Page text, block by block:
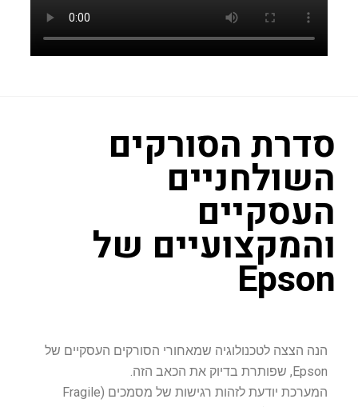
סדרת הסורקים
השולחניים
העסקיים
והמקצועיים של
Epson
הנה הצצה לטכנולוגיה שמאחורי הסורקים העסקיים של
Epson, שפותרת בדיוק את הכאב הזה.
המערכת יודעת לזהות רגישות של מסמכים (Fragile